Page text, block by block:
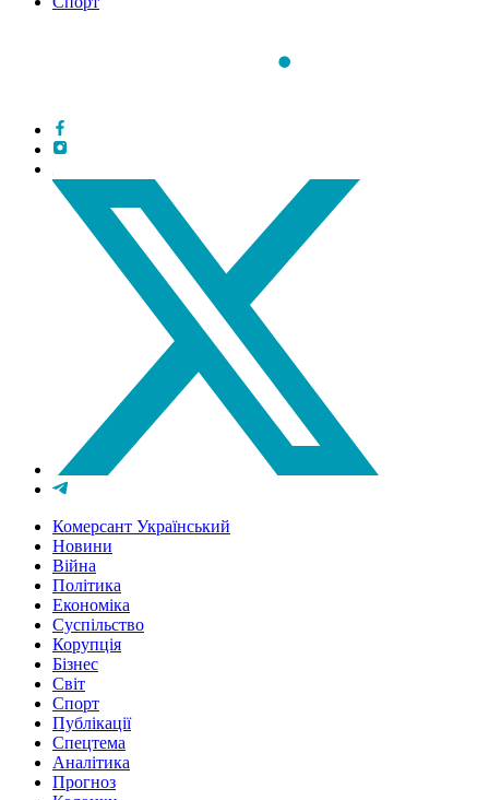
Комерсант Український
Новини
Війна
Політика
Економіка
Суспільство
Корупція
Бізнес
Світ
Спорт
Публікації
Спецтема
Аналітика
Прогноз